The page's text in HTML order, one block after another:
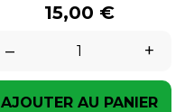
Prix
15,00 €
–
+
AJOUTER AU PANIER